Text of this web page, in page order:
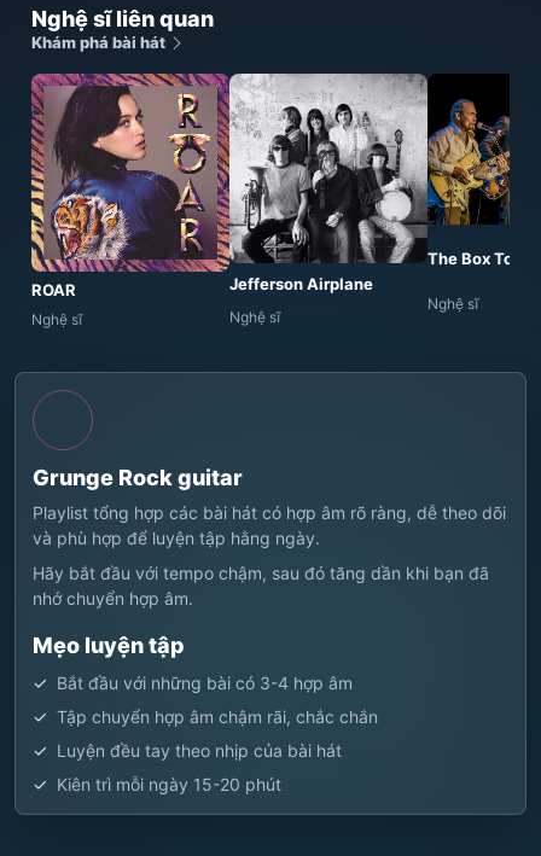
Nghệ sĩ liên quan
Khám phá bài hát
ROAR
Nghệ sĩ
Jefferson Airplane
Nghệ sĩ
The Box Tops
Nghệ sĩ
Grunge Rock guitar
Playlist tổng hợp các bài hát có hợp âm rõ ràng, dễ theo dõi
và phù hợp để luyện tập hằng ngày.
Hãy bắt đầu với tempo chậm, sau đó tăng dần khi bạn đã
nhớ chuyển hợp âm.
Mẹo luyện tập
Bắt đầu với những bài có 3-4 hợp âm
Tập chuyển hợp âm chậm rãi, chắc chắn
Luyện đều tay theo nhịp của bài hát
Kiên trì mỗi ngày 15-20 phút